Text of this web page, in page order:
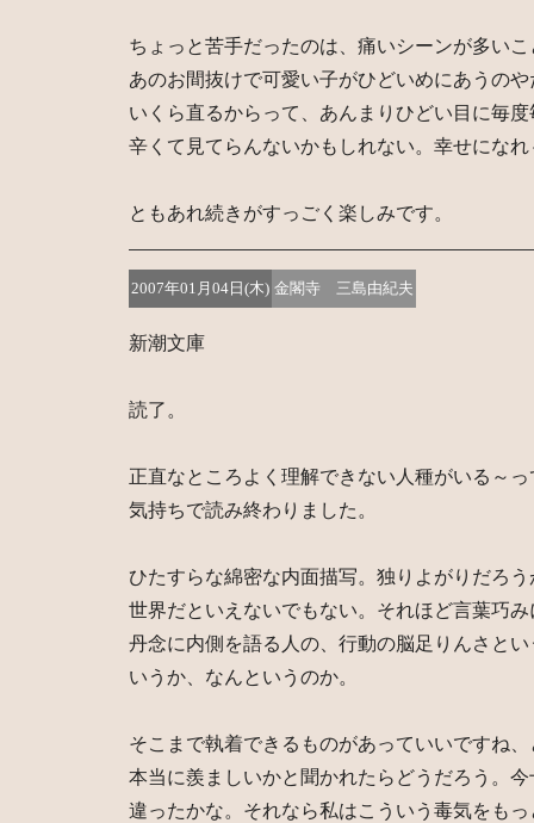
ちょっと苦手だったのは、痛いシーンが多いこ
あのお間抜けで可愛い子がひどいめにあうの
いくら直るからって、あんまりひどい目に毎
辛くて見てらんないかもしれない。幸せになれ
ともあれ続きがすっごく楽しみです。
2007年01月04日(木) 金閣寺 三島由紀夫
新潮文庫
読了。
正直なところよく理解できない人種がいる～
気持ちで読み終わりました。
ひたすらな綿密な内面描写。独りよがりだろ
世界だといえないでもない。それほど言葉巧
丹念に内側を語る人の、行動の脳足りんさと
いうか、なんというのか。
そこまで執着できるものがあっていいですね
本当に羨ましいかと聞かれたらどうだろう。
違ったかな。それなら私はこういう毒気をも